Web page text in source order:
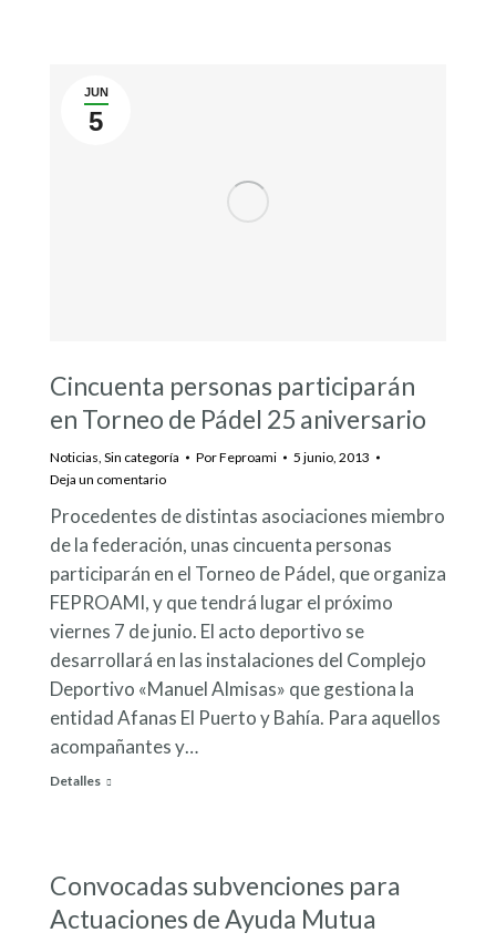
JUN
5
Cincuenta personas participarán
en Torneo de Pádel 25 aniversario
Noticias, Sin categoría PorFeproami
5 junio, 2013
Deja un comentario
Procedentes de distintas asociaciones miembro
de la federación, unas cincuenta personas
participarán en el Torneo de Pádel, que organiza
FEPROAMI, y que tendrá lugar el próximo
viernes 7 de junio. El acto deportivo se
desarrollará en las instalaciones del Complejo
Deportivo «Manuel Almisas» que gestiona la
entidad Afanas El Puerto y Bahía. Para aquellos
acompañantes y…
Detalles
Convocadas subvenciones para
Actuaciones de Ayuda Mutua